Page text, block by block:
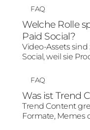
Watchtime kann
Performance
FAQ
Welche Rolle
Paid Social?
Video-Assets
Social, weil sie
Entscheidend
Optimierung,
die zur Plattform
FAQ
Was ist Trend
Trend Content
Formate, Memes